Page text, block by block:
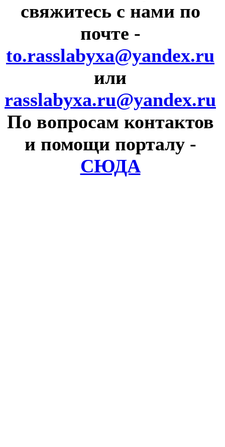
свяжитесь с нами по
почте -
to.rasslabyxa@yandex.ru
или
rasslabyxa.ru@yandex.ru
По вопросам контактов
и помощи порталу -
СЮДА